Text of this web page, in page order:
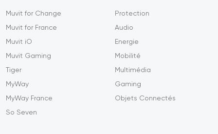
Muvit for Change
Muvit for France
Muvit iO
Muvit Gaming
Tiger
MyWay
MyWay France
So Seven
Protection
Audio
Energie
Mobilité
Multimédia
Gaming
Objets Connectés